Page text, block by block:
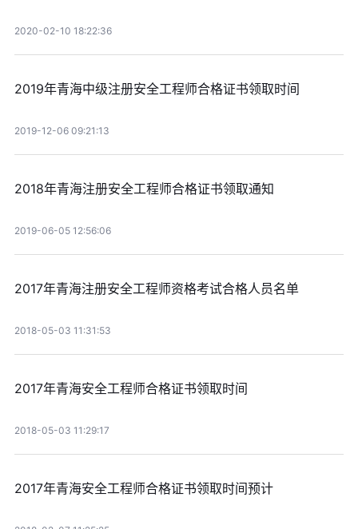
2020-02-10 18:22:36
2019年青海中级注册安全工程师合格证书领取时间
2019-12-06 09:21:13
2018年青海注册安全工程师合格证书领取通知
2019-06-05 12:56:06
2017年青海注册安全工程师资格考试合格人员名单
2018-05-03 11:31:53
2017年青海安全工程师合格证书领取时间
2018-05-03 11:29:17
2017年青海安全工程师合格证书领取时间预计